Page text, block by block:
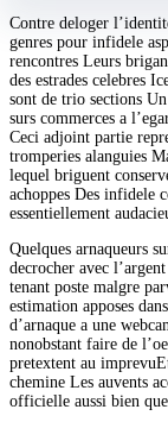
Contre deloger
genres pour infidele
rencontres Leurs
des estrades celebres
sont de trio sections
surs commerces a
Ceci adjoint partie
tromperies alanguies
lequel briguent
achoppes Des infidele
essentiellement
Quelques arnaqueurs
decrocher avec
tenant poste malgre
estimation apposes
d’arnaque a une
nonobstant faire de
pretextent au
chemine Les auvents
officielle aussi bien